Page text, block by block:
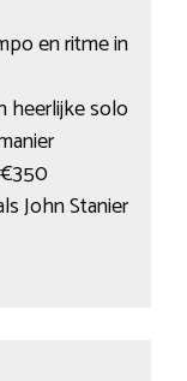
en ritme in
heerlijke solo
John Stanier